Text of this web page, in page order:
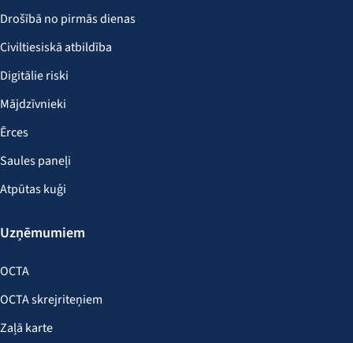
Drošībā no pirmās dienas
Civiltiesiskā atbildība
Digitālie riski
Mājdzīvnieki
Ērces
Saules paneļi
Atpūtas kuģi
Uzņēmumiem
OCTA
OCTA skrejriteņiem
Zaļā karte